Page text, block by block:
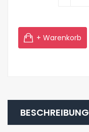
+ Warenkorb
BESCHREIBUNG